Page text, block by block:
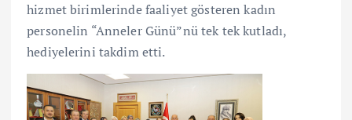
hizmet birimlerinde faaliyet gösteren kadın
personelin “Anneler Günü”nü tek tek kutladı,
hediyelerini takdim etti.